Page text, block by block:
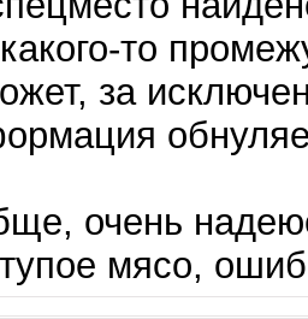
то
за
очень
мясо,